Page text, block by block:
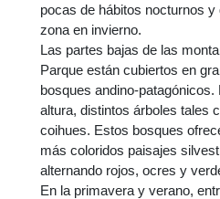
pocas de hábitos nocturnos
zona en invierno.
Las partes bajas de las
Parque están cubiertos en
bosques andino-patagónicos.
altura, distintos árboles tales
coihues. Estos bosques
más coloridos paisajes
alternando rojos, ocres y
En la primavera y verano,